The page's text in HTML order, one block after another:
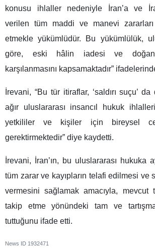
konusu ihlaller nedeniyle İran’a ve
verilen tüm maddi ve manevi
etmekle yükümlüdür. Bu yükümlülük,
göre, eski hâlin iadesi ve doğan
karşılanmasını kapsamaktadır”
İrevani, “Bu tür itiraflar, ‘saldırı suçu’
ağır uluslararası insancıl hukuk
yetkililer ve kişiler için bireysel
gerektirmektedir” diye kaydetti.
İrevani, İran’ın, bu uluslararası hukuka
tüm zarar ve kayıpların telafi edilmesi ve
vermesini sağlamak amacıyla, mevcut
takip etme yönündeki tam ve
tuttuğunu ifade etti.
News ID 1932471